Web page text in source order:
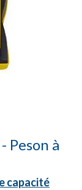
Peson à
capacité